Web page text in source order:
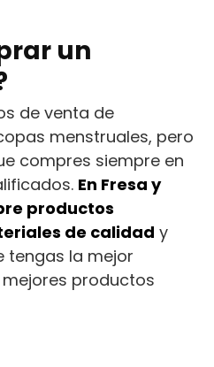
un
de venta de
menstruales, pero
compres siempre en
En Fresa y
productos
de calidad y
tengas la mejor
productos